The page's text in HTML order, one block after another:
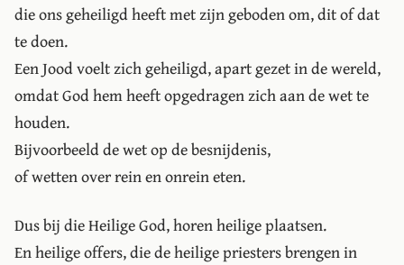
die ons geheiligd heeft met zijn geboden om, dit of dat
te doen.
Een Jood voelt zich geheiligd, apart gezet in de wereld,
omdat God hem heeft opgedragen zich aan de wet te
houden.
Bijvoorbeeld de wet op de besnijdenis,
of wetten over rein en onrein eten.
Dus bij die Heilige God, horen heilige plaatsen.
En heilige offers, die de heilige priesters brengen in